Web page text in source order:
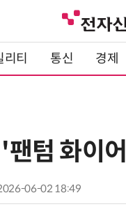
티 통신 경제
팬텀 화이
06-02 18:49